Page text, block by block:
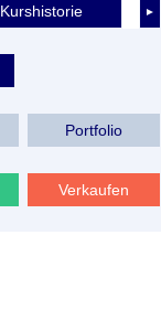
►
Kurshistorie
Portfolio
Verkaufen